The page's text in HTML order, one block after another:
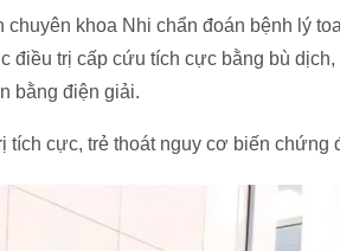
chuyên khoa Nhi chẩn đoán bệnh lý
điều trị cấp cứu tích cực bằng bù
bằng điện giải.
tích cực, trẻ thoát nguy cơ biến chứng